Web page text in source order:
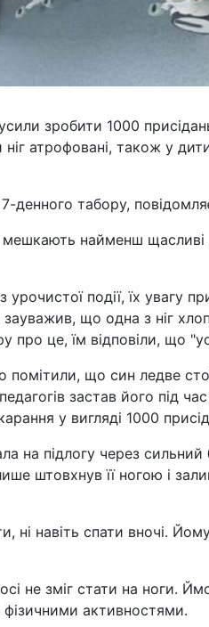
зробити 1000
атрофовані, також у
денного табору,
мешкають найменш щасливі
події, їх увагу
що одна з ніг
про це, їм відповіли, що
що син ледве
застав його під
у вигляді 1000
на підлогу через сильний
штовхнув її ногою і
ні навіть спати вночі.
не зміг стати на ноги.
активностями.